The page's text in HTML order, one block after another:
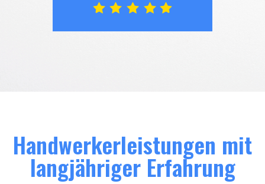
Handwerkerleistungen mit
langjähriger Erfahrung